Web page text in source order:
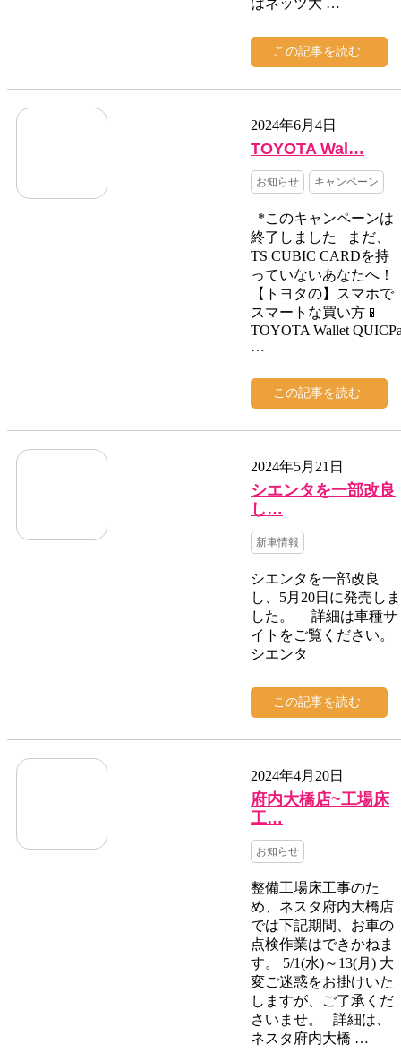
はネッツ大 …
この記事を読む
2024年6月4日
TOYOTA Wal…
お知らせ キャンペーン
*このキャンペーンは
終了しました まだ、
TS CUBIC CARDを持
っていないあなたへ！
【トヨタの】スマホで
スマートな買い方📱
TOYOTA Wallet
…
この記事を読む
2024年5月21日
シエンタを一部改良
し…
新車情報
シエンタを一部改良
し、5月20日に発売しま
した。 詳細は車種サ
イトをご覧ください。
シエンタ
この記事を読む
2024年4月20日
府内大橋店~工場床
工…
お知らせ
整備工場床工事のた
め、ネスタ府内大橋店
では下記期間、お車の
点検作業はできかねま
す。 5/1(水)～13(月) 大
変ご迷惑をお掛けいた
しますが、ご了承くだ
さいませ。 詳細は、
ネスタ府内大橋 …